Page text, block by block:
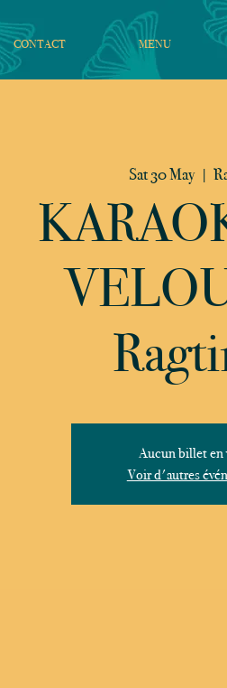
CONTACT MENU
Sat 30 May
  |
Aucun billet en
Voir d'autres